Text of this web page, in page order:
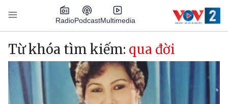
Nhảy đến nội dung
RadioPodcastMultimedia
Main navigation
Từ khóa tìm kiếm: qua đời